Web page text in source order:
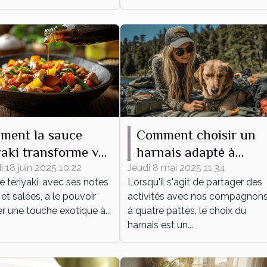
la sauce
transforme vos
du quotidien
18 juin 2025 10:22
teriyaki, avec ses notes
salées, a le pouvoir
une touche exotique à...
Comment choisir un
harnais adapté à
différentes activités
canines
Jeudi 8 mai 2025 11:34
Lorsqu'il s'agit de partager des
activités avec nos
à quatre pattes, le choix du
harnais est un...